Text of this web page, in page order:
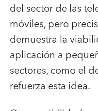
del sector de las
móviles, pero
demuestra la
aplicación a
sectores, como el
refuerza esta idea.